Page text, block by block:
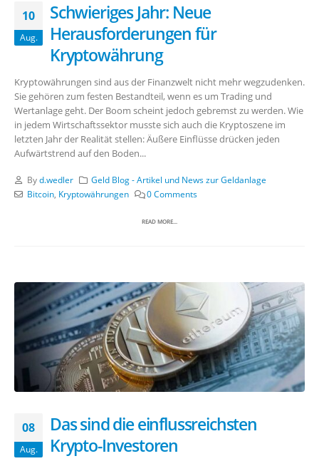
10
Aug.
Schwieriges Jahr: Neue
Herausforderungen für
Kryptowährung
Kryptowährungen sind aus der Finanzwelt nicht mehr wegzudenken.
Sie gehören zum festen Bestandteil, wenn es um Trading und
Wertanlage geht. Der Boom scheint jedoch gebremst zu werden. Wie
in jedem Wirtschaftssektor musste sich auch die Kryptoszene im
letzten Jahr der Realität stellen: Äußere Einflüsse drücken jeden
Aufwärtstrend auf den Boden...
Byd.wedler
Geld Blog - Artikel und News zur Geldanlage
Bitcoin, Kryptowährungen 0 Comments
READ MORE...
08
Aug.
Das sind die einflussreichsten
Krypto-Investoren